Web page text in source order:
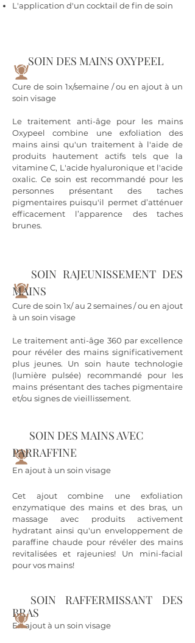
L'application d'un cocktail de fin de soin
SOIN DES MAINS OXYPEEL
Cure de soin 1x/semaine / ou en ajout à un
soin visage
Le traitement anti-âge pour les mains
Oxypeel combine une exfoliation des
mains ainsi qu'un traitement à l'aide de
produits hautement actifs tels que la
vitamine C, L'acide hyaluronique et l'acide
oxalic. Ce soin est recommandé pour les
personnes présentant des taches
pigmentaires puisqu'il permet d’atténuer
efficacement l’apparence des taches
brunes.
SOIN RAJEUNISSEMENT DES
MAINS
Cure de soin 1x/ au 2 semaines / ou en ajout
à un soin visage
Le traitement anti-âge 360 par excellence
pour révéler des mains significativement
plus jeunes. Un soin haute technologie
(lumière pulsée) recommandé pour les
mains présentant des taches pigmentaire
et/ou signes de vieillissement.
SOIN DES MAINS AVEC
PARRAFFINE
En ajout à un soin visage
Cet ajout combine une exfoliation
enzymatique des mains et des bras, un
massage avec produits activement
hydratant ainsi qu'un enveloppement de
paraffine chaude pour révéler des mains
revitalisées et rajeunies! Un mini-facial
pour vos mains!
SOIN RAFFERMISSANT DES
BRAS
En ajout à un soin visage